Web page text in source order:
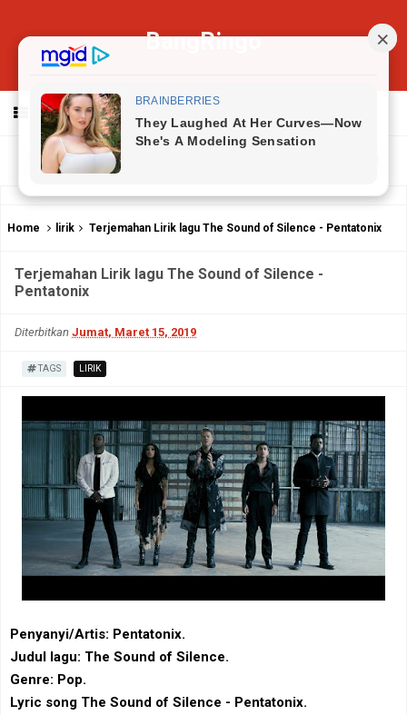
BangRingo
MENU
Home lirik Terjemahan Lirik lagu The Sound of Silence - Pentatonix
Terjemahan Lirik lagu The Sound of Silence -
Pentatonix
Diterbitkan Jumat, Maret 15, 2019
TAGS LIRIK
Penyanyi/Artis: Pentatonix.
Judul lagu: The Sound of Silence.
Genre: Pop.
Lyric song The Sound of Silence - Pentatonix.